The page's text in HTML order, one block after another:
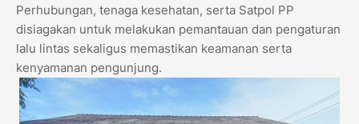
Perhubungan, tenaga kesehatan, serta Satpol PP
disiagakan untuk melakukan pemantauan dan pengaturan
lalu lintas sekaligus memastikan keamanan serta
kenyamanan pengunjung.